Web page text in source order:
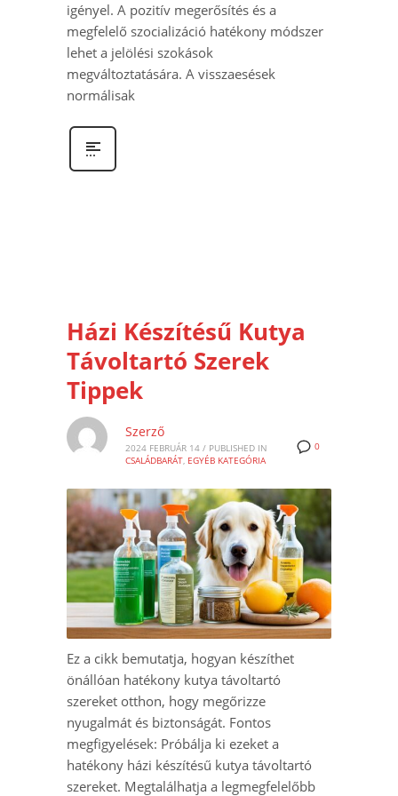
igényel. A pozitív megerősítés és a
megfelelő szocializáció hatékony módszer
lehet a jelölési szokások
megváltoztatására. A visszaesések
normálisak
Házi Készítésű Kutya
Távoltartó Szerek
Tippek
0
Szerző
2024 FEBRUÁR 14 / PUBLISHED IN
CSALÁDBARÁT, EGYÉB KATEGÓRIA
Ez a cikk bemutatja, hogyan készíthet
önállóan hatékony kutya távoltartó
szereket otthon, hogy megőrizze
nyugalmát és biztonságát. Fontos
megfigyelések: Próbálja ki ezeket a
hatékony házi készítésű kutya távoltartó
szereket. Megtalálhatja a legmegfelelőbb